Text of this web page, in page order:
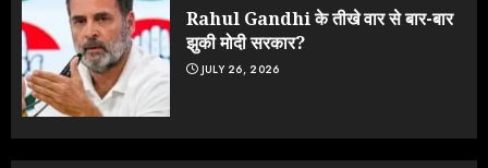
Rahul Gandhi के तीखे वार से बार-बार
झुकी मोदी सरकार?
JULY 26, 2026
5
JULY 19, 2026
उड़ाए करोड़ों, टूट गया मोदी का रिकॉर्ड !